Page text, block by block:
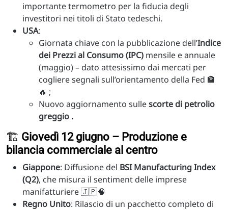
importante termometro per la fiducia degli
investitori nei titoli di Stato tedeschi.
USA:
Giornata chiave con la pubblicazione dell’Indice
dei Prezzi al Consumo (IPC) mensile e annuale
(maggio) – dato attesissimo dai mercati per
cogliere segnali sull’orientamento della Fed 🏦
🔥 ;
Nuovo aggiornamento sullescorte di petrolio
greggio .
🏗️ Giovedì 12 giugno – Produzione e
bilancia commerciale al centro
Giappone: Diffusione del BSI Manufacturing Index
(Q2), che misura il sentiment delle imprese
manifatturiere 🇯🇵🧠
Regno Unito: Rilascio di un pacchetto completo di